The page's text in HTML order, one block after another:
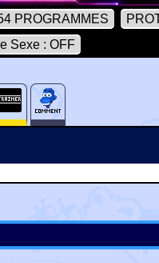
PROGRAMMES
Sexe : OFF